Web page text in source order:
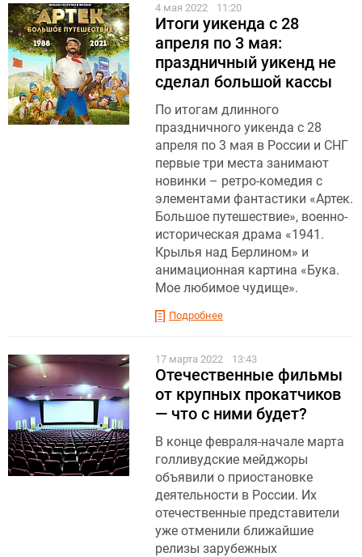
4 мая 2022 11:20
Итоги уикенда с 28
апреля по 3 мая:
праздничный уикенд не
сделал большой кассы
По итогам длинного
праздничного уикенда с 28
апреля по 3 мая в России и СНГ
первые три места занимают
новинки – ретро-комедия с
элементами фантастики «Артек.
Большое путешествие», военно-
историческая драма «1941.
Крылья над Берлином» и
анимационная картина «Бука.
Мое любимое чудище».
Подробнее
17 марта 2022 13:43
Отечественные фильмы
от крупных прокатчиков
— что с ними будет?
В конце февраля-начале марта
голливудские мейджоры
объявили о приостановке
деятельности в России. Их
отечественные представители
уже отменили ближайшие
релизы зарубежных